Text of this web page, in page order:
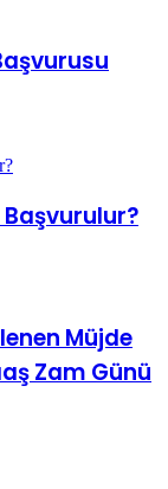
Başvurulur?
Müjde
Zam Günü